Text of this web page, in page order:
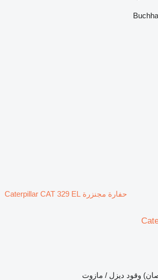
حفارة مجنزرة Caterpillar CAT 329 EL
وقود ديزل / مازوت